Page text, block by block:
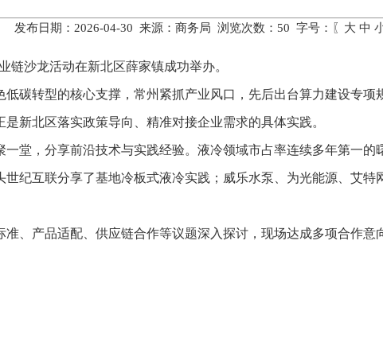
发布日期：2026-04-30 来源：商务局 浏览次数： 50 字号：〖 大 中
链沙龙活动在新北区薛家镇成功举办。
碳转型的核心支撑，常州紧抓产业风口，先后出台算力建设专
新北区落实政策导向、精准对接企业需求的具体实践。
堂，分享前沿技术与实践经验。液冷领域市占率连续多年第一
纪互联分享了基地冷板式液冷实践；威乐水泵、为光能源、艾
、产品适配、供应链合作等议题深入探讨，现场达成多项合作意